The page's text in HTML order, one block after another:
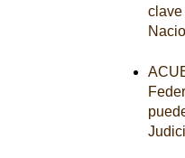
clave